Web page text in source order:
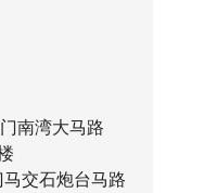
南湾大马路
交石炮台马路